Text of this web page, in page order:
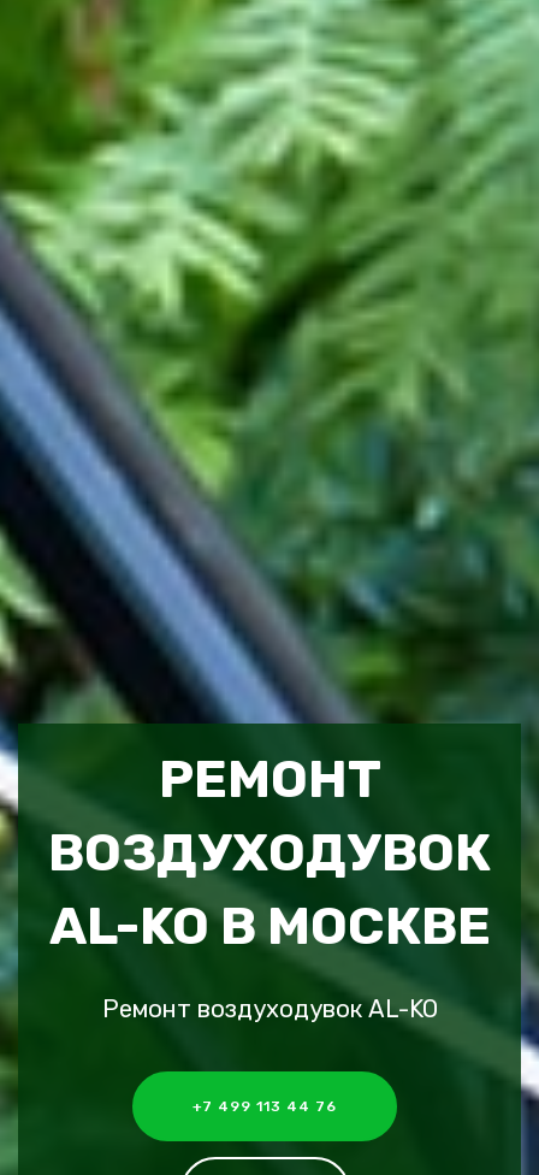
РЕМОНТ
ВОЗДУХОДУВОК
AL-KO В МОСКВЕ
Ремонт воздуходувок AL-KO
+7 499 113 44 76